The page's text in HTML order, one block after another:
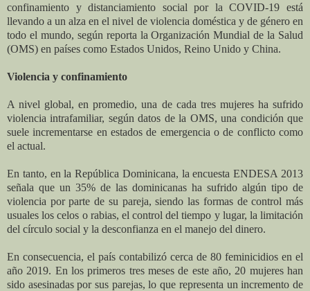
confinamiento y distanciamiento social por la COVID-19 está
llevando a un alza en el nivel de violencia doméstica y de género en
todo el mundo, según reporta la Organización Mundial de la Salud
(OMS) en países como Estados Unidos, Reino Unido y China.
Violencia y confinamiento
A nivel global, en promedio, una de cada tres mujeres ha sufrido
violencia intrafamiliar, según datos de la OMS, una condición que
suele incrementarse en estados de emergencia o de conflicto como
el actual.
En tanto, en la República Dominicana, la encuesta ENDESA 2013
señala que un 35% de las dominicanas ha sufrido algún tipo de
violencia por parte de su pareja, siendo las formas de control más
usuales los celos o rabias, el control del tiempo y lugar, la limitación
del círculo social y la desconfianza en el manejo del dinero.
En consecuencia, el país contabilizó cerca de 80 feminicidios en el
año 2019. En los primeros tres meses de este año, 20 mujeres han
sido asesinadas por sus parejas, lo que representa un incremento de